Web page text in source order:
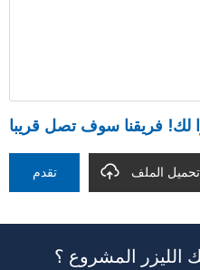
تقدم تحميل الملف
الليزر المشروع ؟